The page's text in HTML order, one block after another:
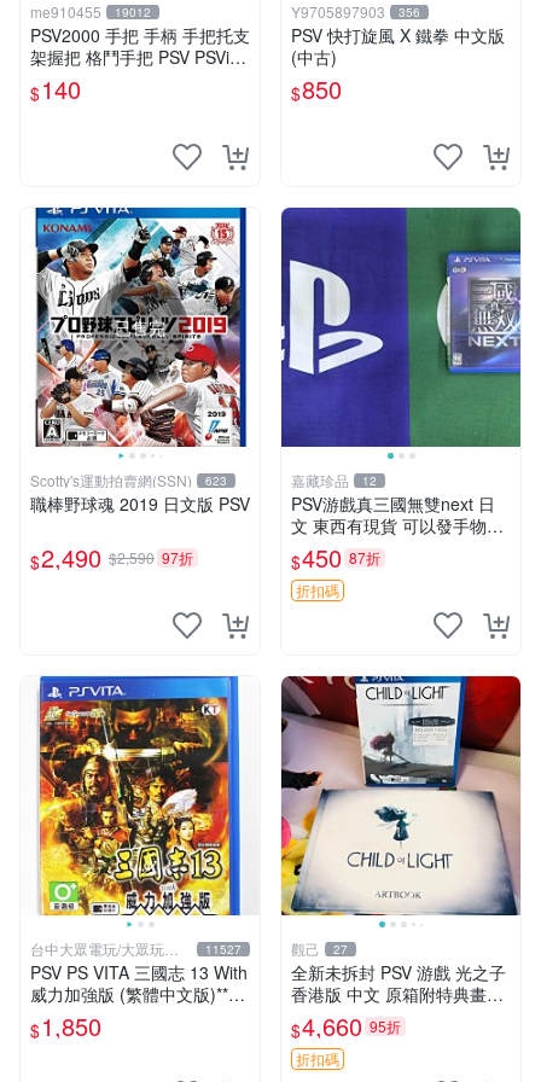
me910455 19012
PSV2000 手把 手柄 手把托支
架握把 格鬥手把 PSV PSVita
2000型 弧形手柄
$140
Y9705897903 356
PSV 快打旋風 X 鐵拳 中文版
(中古)
$850
已售完
Scotty's運動拍賣網(SSN) 623
職棒野球魂 2019 日文版 PSV
$2,490 $2,590 97折
嘉藏珍品 12
PSV游戲真三國無雙next 日
文 東西有現貨 可以發手物品
無質量問題售不退不換
$450 87折
折扣碼
台中大眾電玩/大眾玩具
店
11527
PSV PS VITA 三國志 13 With
威力加強版 (繁體中文版)**
(二手商品)【台中大眾電玩】
$1,850
觀己 27
全新未拆封 PSV 游戲 光之子
香港版 中文 原箱附特典畫冊
輝耀上市嚴選商品 光之子 港
版 PSV 特典畫冊
$4,660 95折
折扣碼